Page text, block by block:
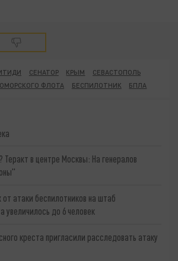
СЕНАТОР КРЫМ
СЕВАСТОПОЛЬ
ФЛОТА БЕСПИЛОТНИК БПЛА
в центре Москвы: На генералов
атаки беспилотников на штаб
увеличилось до 6 человек
креста пригласили расследовать атаку